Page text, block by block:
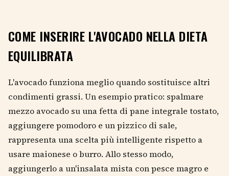
COME INSERIRE L'AVOCADO NELLA DIETA
EQUILIBRATA
L'avocado funziona meglio quando sostituisce altri
condimenti grassi. Un esempio pratico: spalmare
mezzo avocado su una fetta di pane integrale tostato,
aggiungere pomodoro e un pizzico di sale,
rappresenta una scelta più intelligente rispetto a
usare maionese o burro. Allo stesso modo,
aggiungerlo a un'insalata mista con pesce magro e